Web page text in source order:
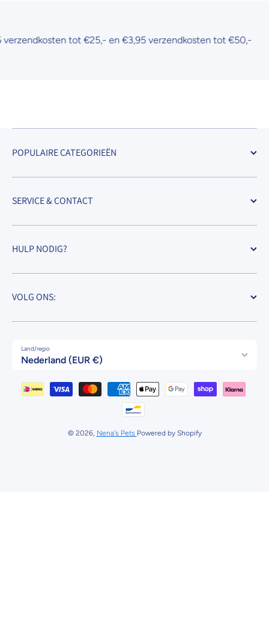
tot €25,- en €3,95 verzendkosten tot €50,-
POPULAIRE CATEGORIEËN
SERVICE & CONTACT
HULP NODIG?
VOLG ONS:
Land/regio
Nederland (EUR €)
Betaalmethodes
© 2026, Nena's Pets Powered by Shopify